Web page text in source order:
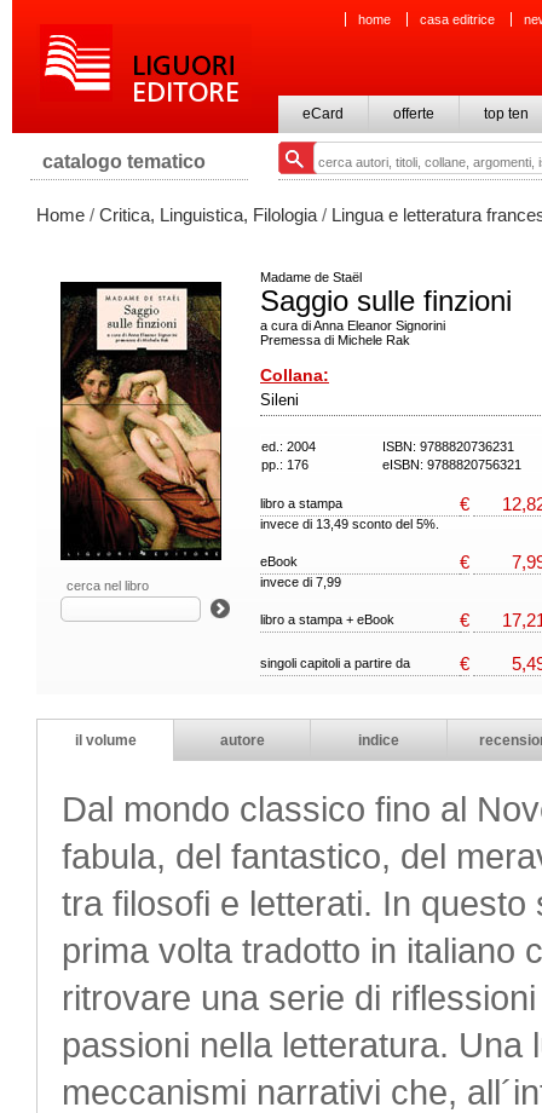
home casa editrice
eCard offerte top ten
catalogo tematico
Home / Critica, Linguistica, Filologia / Lingua e letteratura
cerca nel libro
Madame de Staël
Saggio sulle finzioni
a cura di Anna Eleanor Signorini
Premessa di Michele Rak
Collana:
Sileni
ed.: 2004
ISBN: 9788820736231
pp.: 176
eISBN: 9788820756321
libro a stampa €
invece di 13,49 sconto del 5%.
eBook €
invece di 7,99
libro a stampa + eBook €
singoli capitoli a partire da €
il volume autore indice
Dal mondo classico fino al
fabula, del fantastico, del
tra filosofi e letterati. In
prima volta tradotto in italiano
ritrovare una serie di
passioni nella letteratura. Una
meccanismi narrativi che,